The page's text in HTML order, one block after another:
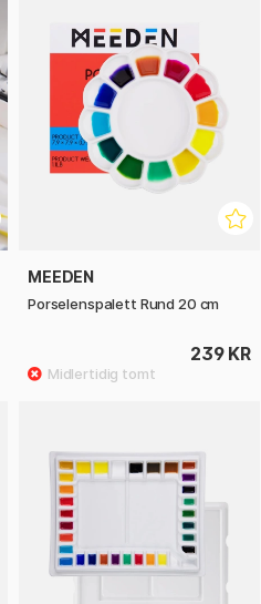
MEEDEN
Porselenspalett Rund 20 cm
239 KR